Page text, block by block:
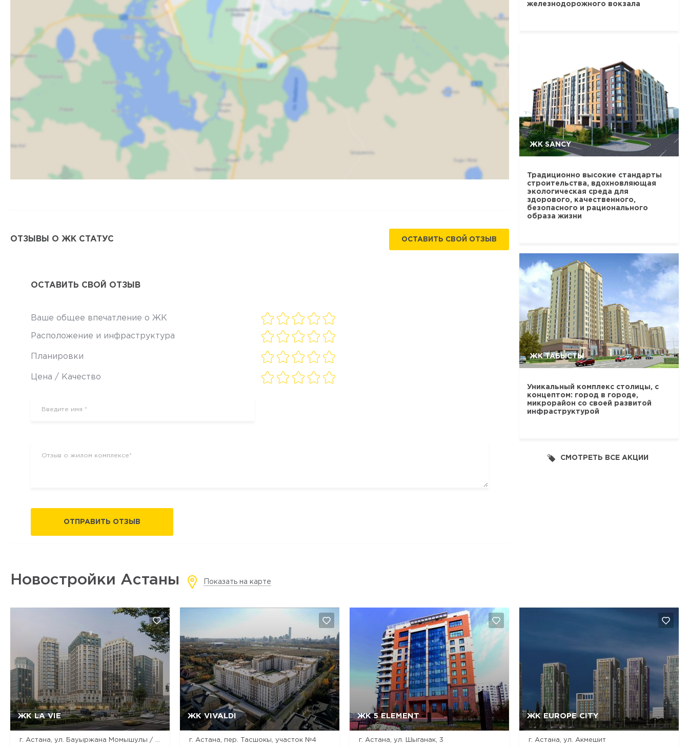
Карта Спутник
ОТЗЫВЫ О ЖК СТАТУС ОСТАВИТЬ СВОЙ ОТЗЫВ
ОСТАВИТЬ СВОЙ ОТЗЫВ
Ваше общее впечатление о ЖК
Расположение и инфраструктура
Планировки
Цена / Качество
ОТПРАВИТЬ ОТЗЫВ
железнодорожного вокзала
ЖК SANCY
Традиционно высокие стандарты
строительства, вдохновляющая
экологическая среда для
здорового, качественного,
безопасного и рационального
образа жизни
ЖК ТАБЫСТЫ
Уникальный комплекс столицы, с
концептом: город в городе,
микрорайон со своей развитой
инфраструктурой
СМОТРЕТЬ ВСЕ АКЦИИ
Новостройки Астаны Показать на карте
ЖК LA VIE
г. Астана, ул. Бауыржана Момышулы / ул. Ракымжана Кошкарбаева / ул. Дауылпаз (Акыртас)
Да, удалить Отмена ЖК VIVALDI
г. Астана, пер. Тасшокы, участок №4
Да, удалить Отмена ЖК 5 ELEMENT
г. Астана, ул. Шыганак, 3
Да, удалить Отмена ЖК EUROPE CITY
г. Астана, ул. Акмешит
Да, удалить Отмена